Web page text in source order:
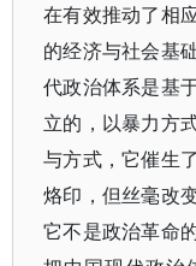
在有效推动了相
的经济与社会基
代政治体系是基
立的，以暴力方
与方式，它催生
烙印，但丝毫改
它不是政治革命